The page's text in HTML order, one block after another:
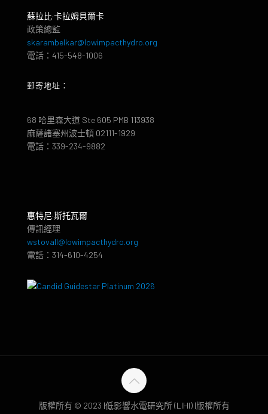
蘇拉比·卡拉姆貝爾卡
政策總監
skarambelkar@lowimpacthydro.org
電話：415-548-1006
郵寄地址：
68 哈里森大道 Ste 605 PMB 113938
麻薩諸塞州波士頓 02111-1929
電話：339-234-9882
惠特尼·斯托瓦爾
傳訊經理
wstovall@lowimpacthydro.org
電話：314-610-4254
版權所有 © 2023 |低影響水電研究所 (LIHI) |版權所有